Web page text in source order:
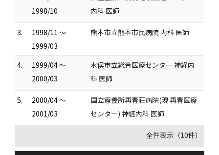
1998/10
内科 医師
3.
1998/11 ～
1999/03
熊本市立熊本市民病院 内科 医師
4.
1999/04 ～
2000/03
水俣市立総合医療センター 神経内
科 医師
5.
2000/04 ～
2001/03
国立療養所再春荘病院(現 再春医療
センター) 神経内科 医師
全件表示（10件）